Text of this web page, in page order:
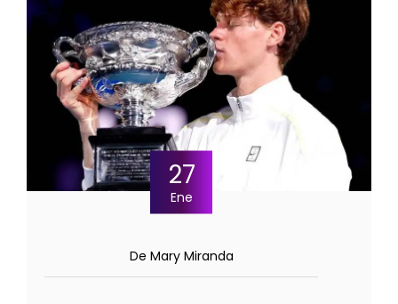
27
Ene
De Mary Miranda